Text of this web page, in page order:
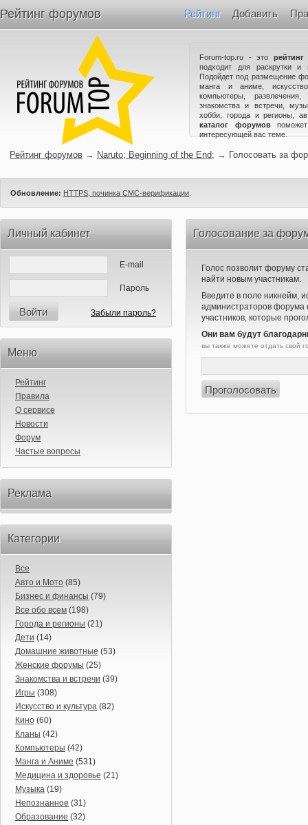
Рейтинг форумов Рейтинг Добавить
Forum-top.ru - это
подходит для раскрутки и
Подойдет под размещение
манга и аниме,
компьютеры,
знакомства и встречи,
хобби, города и регионы,
каталог форумов
интересующей вас теме.
Рейтинг форумов → Naruto; Beginning of the End; → Голосовать за
Обновление: HTTPS, починка СМС-верификации
Личный кабинет
E-mail
Пароль
Войти Забыли пароль?
Меню
Рейтинг
Правила
О сервисе
Новости
Форум
Частые вопросы
Реклама
Категории
Все
Авто и Мото (85)
Бизнес и финансы (79)
Все обо всем (198)
Города и регионы (21)
Дети (14)
Домашние животные (53)
Женские форумы (25)
Знакомства и встречи (39)
Игры (308)
Искусство и культура (82)
Кино (60)
Кланы (42)
Компьютеры (42)
Манга и Аниме (531)
Медицина и здоровье (21)
Музыка (19)
Непознанное (31)
Образование (32)
Голосование за
Голос позволит форуму
найти новым участникам.
Введите в поле никнейм,
администраторов форума
участников, которые
Они вам будут
вы также можете отдать свой